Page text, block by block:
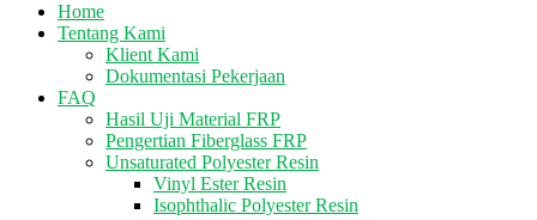
Menu
Home
Tentang Kami
Klient Kami
Dokumentasi Pekerjaan
FAQ
Hasil Uji Material FRP
Pengertian Fiberglass FRP
Unsaturated Polyester Resin
Vinyl Ester Resin
Isophthalic Polyester Resin